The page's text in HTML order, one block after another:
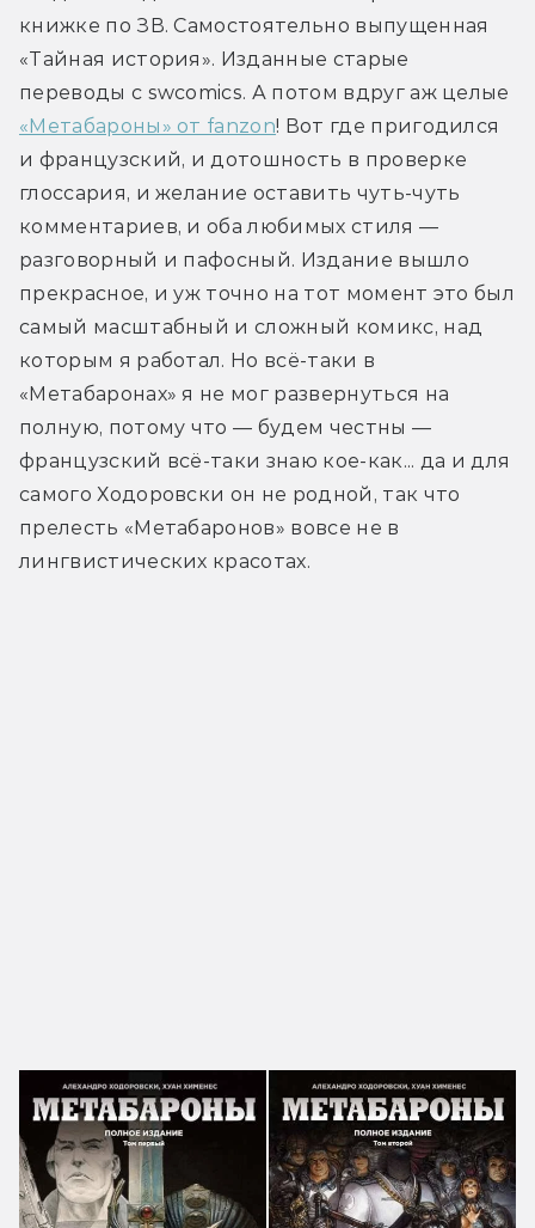
книжке по ЗВ. Самостоятельно выпущенная
«Тайная история». Изданные старые
«Метабароны» от fanzon! Вот где пригодился
и французский, и дотошность в проверке
глоссария, и желание оставить чуть-чуть
комментариев, и оба любимых стиля —
разговорный и пафосный. Издание вышло
прекрасное, и уж точно на тот момент это был
самый масштабный и сложный комикс, над
которым я работал. Но всё-таки в
«Метабаронах» я не мог развернуться на
полную, потому что — будем честны —
французский всё-таки знаю кое-как... да и для
самого Ходоровски он не родной, так что
прелесть «Метабаронов» вовсе не в
лингвистических красотах.